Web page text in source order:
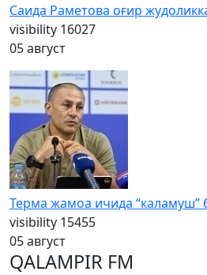
Саида Раметова оғир
visibility 16027
05 август
Терма жамоа ичида “каламуш”
visibility 15455
05 август
QALAMPIR FM